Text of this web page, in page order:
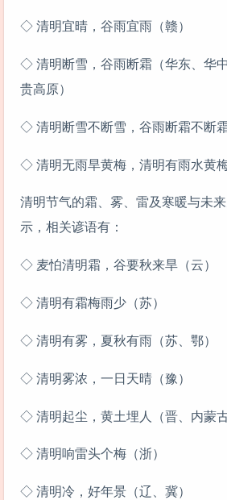
◇ 清明宜晴，谷雨宜雨（赣）
◇ 清明断雪，谷雨断霜（华东、华
贵高原）
◇ 清明断雪不断雪，谷雨断霜不断霜
◇ 清明无雨旱黄梅，清明有雨水黄梅
清明节气的霜、雾、雷及寒暖与未
示，相关谚语有：
◇ 麦怕清明霜，谷要秋来旱（云）
◇ 清明有霜梅雨少（苏）
◇ 清明有雾，夏秋有雨（苏、鄂）
◇ 清明雾浓，一日天晴（豫）
◇ 清明起尘，黄土埋人（晋、内蒙古
◇ 清明响雷头个梅（浙）
◇ 清明冷，好年景（辽、冀）